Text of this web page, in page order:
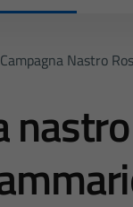
Campagna Nastro